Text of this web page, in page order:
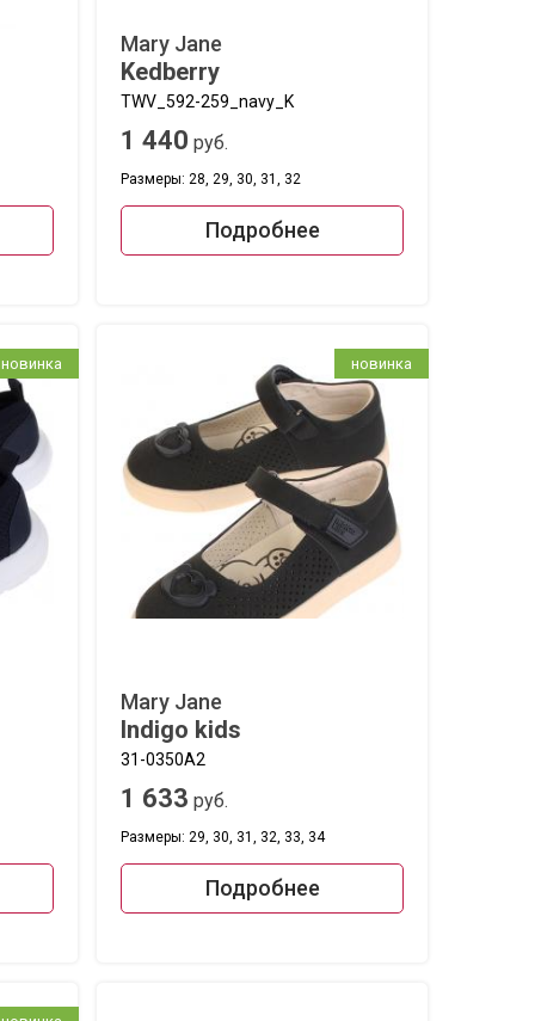
Mary Jane
Kedberry
TWV_592-259_navy_K
1 440 руб.
Размеры: 28, 29, 30, 31, 32
Подробнее
новинка новинка
Mary Jane
Indigo kids
31-0350A2
1 633 руб.
Размеры: 29, 30, 31, 32, 33, 34
Подробнее